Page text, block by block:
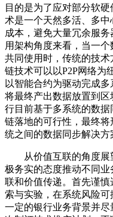
目的是为了应对部分软
术是一个天然多活、多
成本，避免大量冗余服
用架构角度来看，当一
共同使用时，传统的技
链技术可以以P2P网络为
以智能合约为驱动完成
将最终产出数据放置到
行目前基于多系统的数
链落地的可行性，最终
统之间的数据同步解决方
从价值互联的角度展
极务实的态度推动不同
联和价值传递。首先谨
索与实验，在系统风险
一定的银行业务背景并